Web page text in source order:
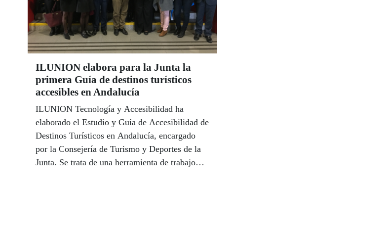
ILUNION elabora para la Junta la
primera Guía de destinos turísticos
accesibles en Andalucía
ILUNION Tecnología y Accesibilidad ha
elaborado el Estudio y Guía de Accesibilidad de
Destinos Turísticos en Andalucía, encargado
por la Consejería de Turismo y Deportes de la
Junta. Se trata de una herramienta de trabajo